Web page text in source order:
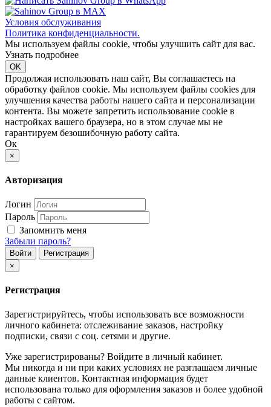
Условия обслуживания
Политика конфиденциальности.
Мы используем файлы cookie, чтобы улучшить сайт для вас.
Узнать подробнее
OK
Продолжая использовать наш сайт, Вы соглашаетесь на
обработку файлов cookie. Мы используем файлы cookies для
улучшения качества работы нашего сайта и персонализации
контента. Вы можете запретить использование cookie в
настройках вашего браузера, но в этом случае мы не
гарантируем безошибочную работу сайта.
Ок
×
Авторизация
Логин
Пароль
Запомнить меня
Забыли пароль?
Войти
Регистрация
×
Регистрация
Зарегистрируйтесь, чтобы использовать все возможности
личного кабинета: отслеживание заказов, настройку
подписки, связи с соц. сетями и другие.
Уже зарегистрированы? Войдите в личный кабинет.
Мы никогда и ни при каких условиях не разглашаем личные
данные клиентов. Контактная информация будет
использована только для оформления заказов и более удобной
работы с сайтом.